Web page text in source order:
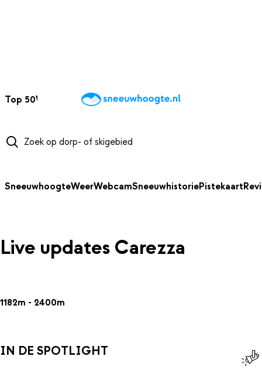
Top 50Webcams WintersportweerKaarten
SneeuwhoogteWeerWebcamSneeuwhistoriePistekaart
Live updates Carezza
1182m - 2400m
IN DE SPOTLIGHT